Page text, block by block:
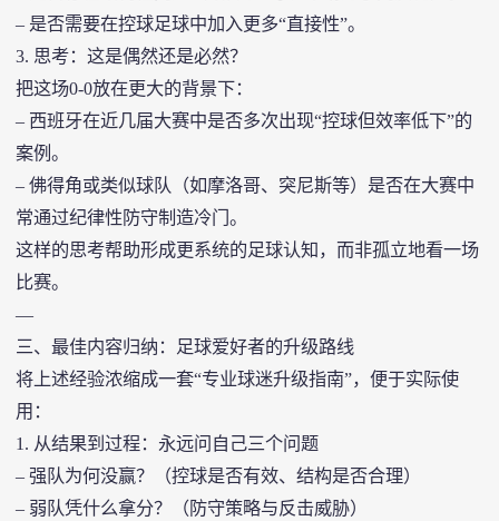
– 是否需要在控球足球中加入更多“直接性”。
3. 思考：这是偶然还是必然？
把这场0-0放在更大的背景下：
– 西班牙在近几届大赛中是否多次出现“控球但效率低下”的
案例。
– 佛得角或类似球队（如摩洛哥、突尼斯等）是否在大赛中
常通过纪律性防守制造冷门。
这样的思考帮助形成更系统的足球认知，而非孤立地看一场
比赛。
—
三、最佳内容归纳：足球爱好者的升级路线
将上述经验浓缩成一套“专业球迷升级指南”，便于实际使
用：
1. 从结果到过程：永远问自己三个问题
– 强队为何没赢？（控球是否有效、结构是否合理）
– 弱队凭什么拿分？（防守策略与反击威胁）